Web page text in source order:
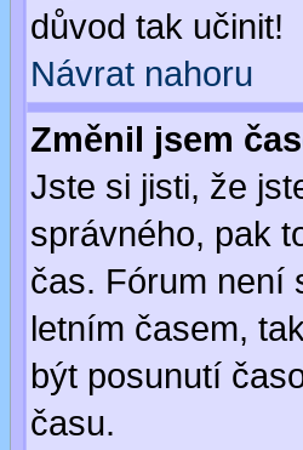
důvod tak učinit!
Návrat nahoru
Změnil jsem
Jste si jisti, že
správného, pak
čas. Fórum není
letním časem,
být posunutí
času.